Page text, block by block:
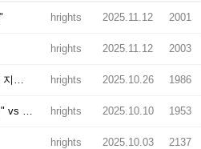
hrights 2025.11.12 2001
hrights 2025.11.12 2003
[경향신문] [단독]검찰 보완수사요구, 대부분이 ‘경찰에 떠넘기기’?···“사건 지연돼 피해자 고통” hrights 2025.10.26 1986
[노톡뉴스] 경찰 수사, 한 번 더 검증하는 보완수사권… "국민 위한 안전핀" vs "검찰 꼼수" hrights 2025.10.10 1953
hrights 2025.10.03 2137